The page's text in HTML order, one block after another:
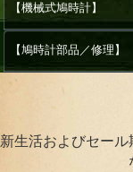
【機械式鳩時計】
【鳩時計部品／修理】
新生活およびセー